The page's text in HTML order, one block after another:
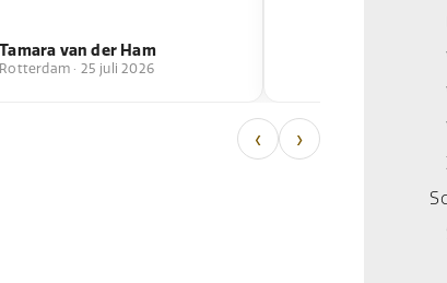
Tamara van der Ham
Rotterdam · 25 juli 2026
Mohammed
Rotterdam · 11
‹ ›